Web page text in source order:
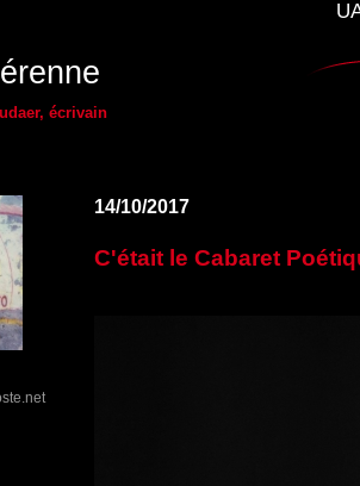
écrivain
14/10/2017
C'était le Cabaret